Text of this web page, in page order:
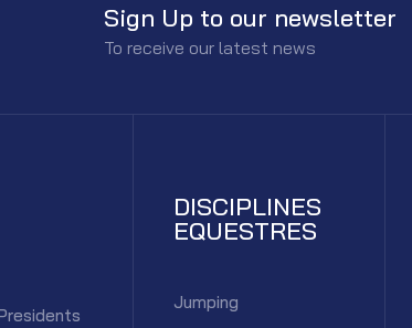
Sign Up to our newsletter
To receive our latest news
DISCIPLINES
EQUESTRES
Jumping